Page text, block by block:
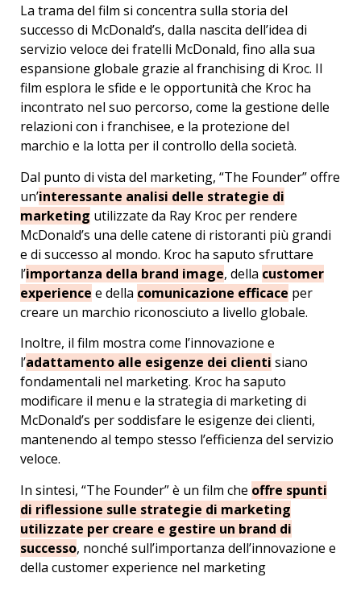
La trama del film si concentra sulla storia del
successo di McDonald’s, dalla nascita dell’idea di
servizio veloce dei fratelli McDonald, fino alla sua
espansione globale grazie al franchising di Kroc. Il
film esplora le sfide e le opportunità che Kroc ha
incontrato nel suo percorso, come la gestione delle
relazioni con i franchisee, e la protezione del
marchio e la lotta per il controllo della società.
Dal punto di vista del marketing, “The Founder” offre
un’interessante analisi delle strategie di
marketing utilizzate da Ray Kroc per rendere
McDonald’s una delle catene di ristoranti più grandi
e di successo al mondo. Kroc ha saputo sfruttare
l’importanza della brand image, della customer
experience e della comunicazione efficace per
creare un marchio riconosciuto a livello globale.
Inoltre, il film mostra come l’innovazione e
l’adattamento alle esigenze dei clienti siano
fondamentali nel marketing. Kroc ha saputo
modificare il menu e la strategia di marketing di
McDonald’s per soddisfare le esigenze dei clienti,
mantenendo al tempo stesso l’efficienza del servizio
veloce.
In sintesi, “The Founder” è un film che offre spunti
di riflessione sulle strategie di marketing
utilizzate per creare e gestire un brand di
successo, nonché sull’importanza dell’innovazione e
della customer experience nel marketing